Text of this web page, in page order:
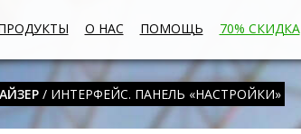
О НАС ПОМОЩЬ 70% СКИДКА
/ ИНТЕРФЕЙС. ПАНЕЛЬ «НАСТРОЙКИ»